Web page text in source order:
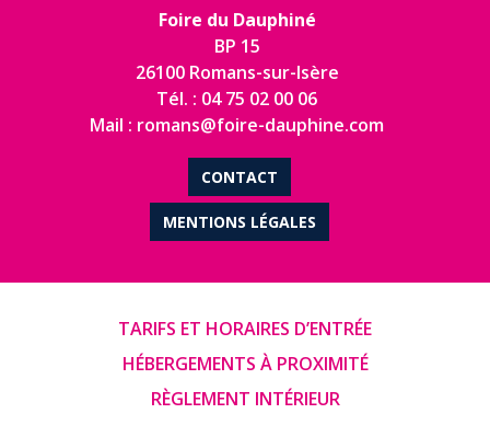
Foire du Dauphiné
BP 15
26100 Romans-sur-Isère
Tél. : 04 75 02 00 06
Mail : romans@foire-dauphine.com
CONTACT
MENTIONS LÉGALES
TARIFS ET HORAIRES D’ENTRÉE
HÉBERGEMENTS À PROXIMITÉ
RÈGLEMENT INTÉRIEUR